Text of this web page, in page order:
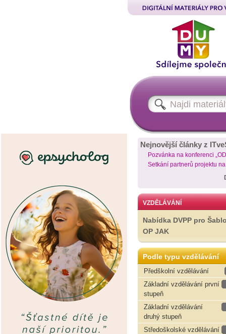
Nejnovější články z
Pozvánka na konferenci
Setkání partnerů projektu
VZDĚLÁVÁNÍ
Nabídka DVPP pro
OP JAK
Podle typu vzdělávání
Předškolní vzdělávání
Základní vzdělávání první
stupeň
Základní vzdělávání
druhý stupeň
Středoškolské vzdělávání